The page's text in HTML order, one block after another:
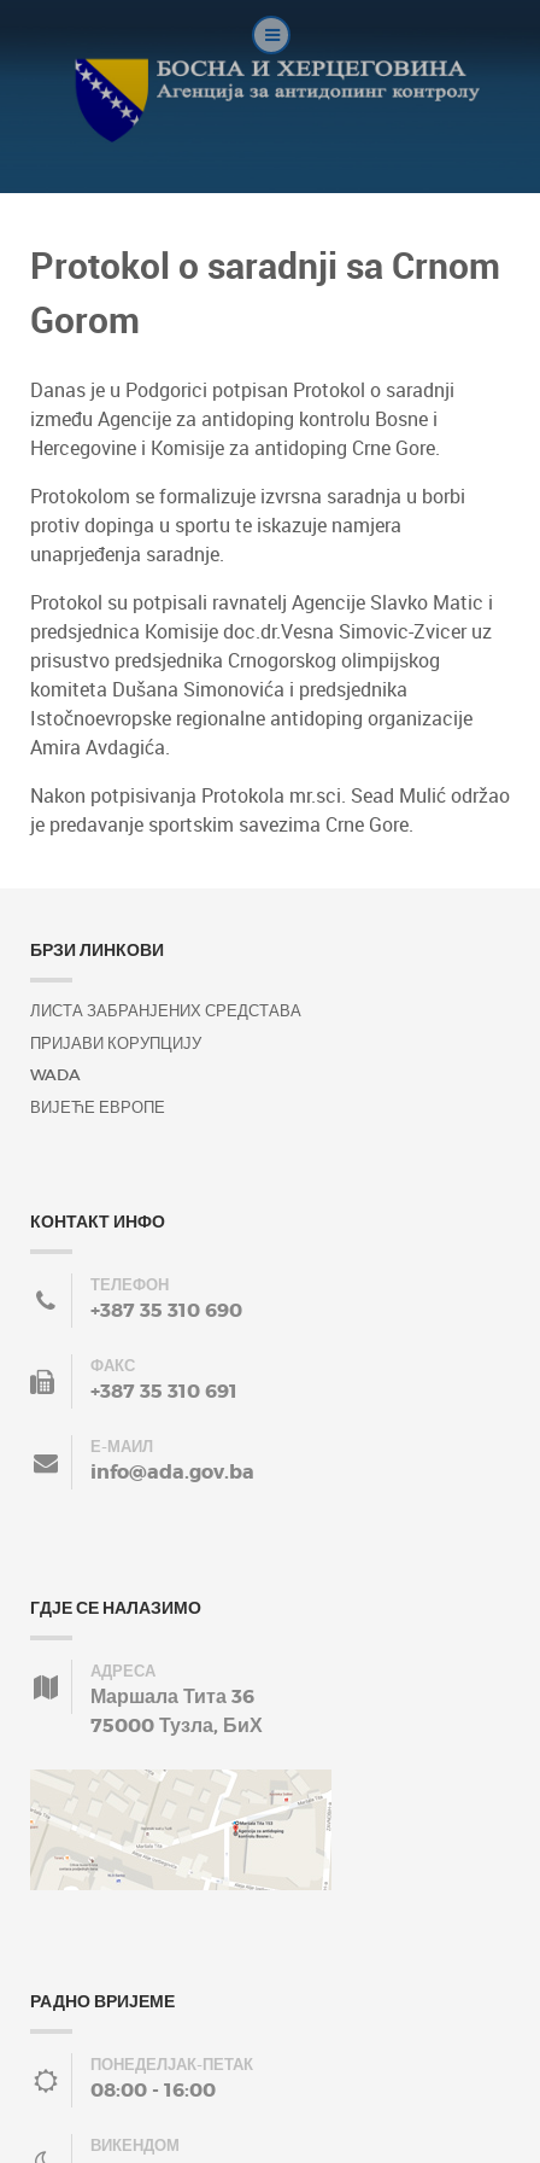
Protokol o saradnji sa Crnom
Gorom
Danas je u Podgorici potpisan Protokol o saradnji
između Agencije za antidoping kontrolu Bosne i
Hercegovine i Komisije za antidoping Crne Gore.
Protokolom se formalizuje izvrsna saradnja u borbi
protiv dopinga u sportu te iskazuje namjera
unaprjeđenja saradnje.
Protokol su potpisali ravnatelj Agencije Slavko Matic i
predsjednica Komisije doc.dr.Vesna Simovic-Zvicer uz
prisustvo predsjednika Crnogorskog olimpijskog
komiteta Dušana Simonovića i predsjednika
Istočnoevropske regionalne antidoping organizacije
Amira Avdagića.
Nakon potpisivanja Protokola mr.sci. Sead Mulić održao
je predavanje sportskim savezima Crne Gore.
БРЗИ ЛИНКОВИ
ЛИСТА ЗАБРАНЈЕНИХ СРЕДСТАВА
ПРИЈАВИ КОРУПЦИЈУ
WADA
ВИЈЕЋЕ ЕВРОПЕ
КОНТАКТ ИНФО
ТЕЛЕФОН
+387 35 310 690
ФАКС
+387 35 310 691
Е-МАИЛ
info@ada.gov.ba
ГДЈЕ СЕ НАЛАЗИМО
АДРЕСА
Маршала Тита 36
75000 Тузла, БиХ
РАДНО ВРИЈЕМЕ
ПОНЕДЕЛЈАК-ПЕТАК
08:00 - 16:00
ВИКЕНДОМ